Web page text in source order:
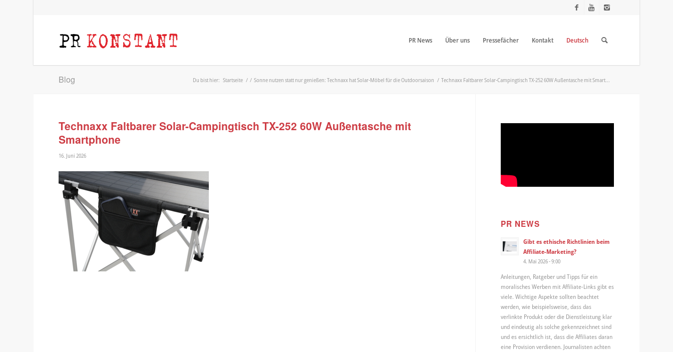
PR News Über uns Pressefächer Kontakt Deutsch
Blog Du bist hier: Startseite / / Sonne nutzen statt nur genießen: Technaxx hat Solar-Möbel für die Outdoorsaison / Technaxx Faltbarer Solar-Campingtisch TX-252 60W Außentasche mit Smart...
Technaxx Faltbarer Solar-Campingtisch TX-252 60W Außentasche mit
Smartphone
16. Juni 2026
PR NEWS
Gibt es ethische Richtlinien beim
Affiliate-Marketing?
4. Mai 2026 - 9:00
Anleitungen, Ratgeber und Tipps für ein
moralisches Werben mit Affiliate-Links gibt es
viele. Wichtige Aspekte sollten beachtet
werden, wie beispielsweise, dass das
verlinkte Produkt oder die Dienstleistung klar
und eindeutig als solche gekennzeichnet sind
und es ersichtlich ist, dass die Affiliates daran
eine Provision verdienen. Journalisten achten